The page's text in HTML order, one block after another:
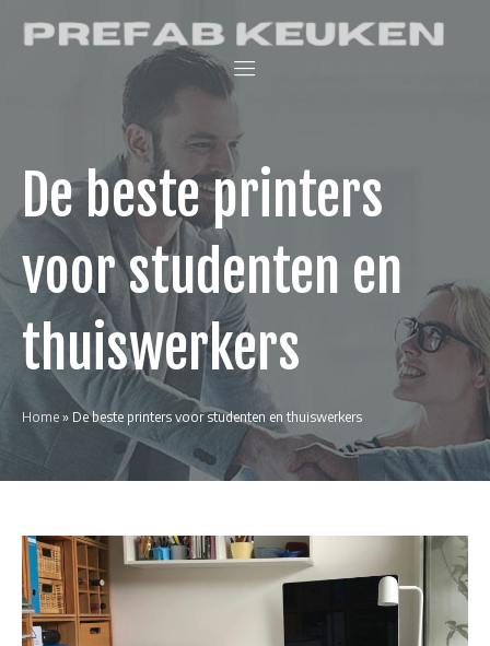
Prefab Keuken
Keukenwinkel
De beste printers
voor studenten en
thuiswerkers
Home » De beste printers voor studenten en thuiswerkers